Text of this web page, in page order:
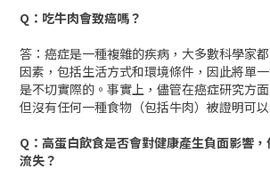
Q：吃牛肉會致癌嗎？
答：癌症是一種複雜的疾病，大多數科學家
因素，包括生活方式和環境條件，因此將單
是不切實際的。事實上，儘管在癌症研究方
但沒有任何一種食物（包括牛肉）被證明可
Q：高蛋白飲食是否會對健康產生負面影響
流失？